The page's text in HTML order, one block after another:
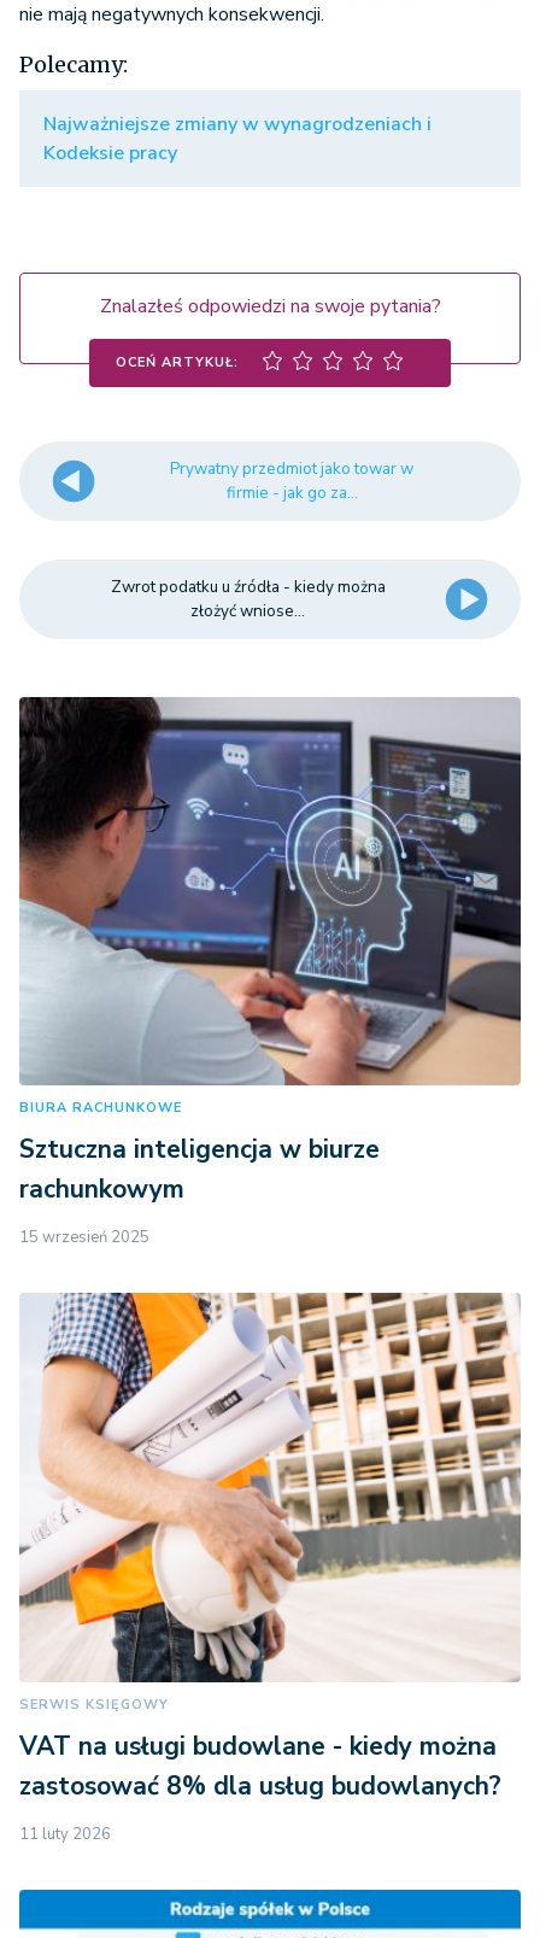
nie mają negatywnych konsekwencji.
Polecamy:
Najważniejsze zmiany w wynagrodzeniach i
Kodeksie pracy
Znalazłeś odpowiedzi na swoje pytania?
OCEŃ ARTYKUŁ:
Prywatny przedmiot jako towar w
firmie - jak go za...
Zwrot podatku u źródła - kiedy można
złożyć wniose...
BIURA RACHUNKOWE
Sztuczna inteligencja w biurze
rachunkowym
15 wrzesień 2025
SERWIS KSIĘGOWY
VAT na usługi budowlane - kiedy można
zastosować 8% dla usług budowlanych?
11 luty 2026